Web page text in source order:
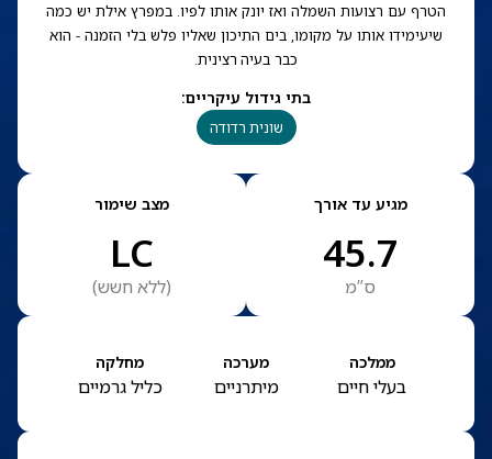
הטרף עם רצועות השמלה ואז יונק אותו לפיו. במפרץ אילת יש כמה
שיעימידו אותו על מקומו, בים התיכון שאליו פלש בלי הזמנה - הוא
כבר בעיה רצינית.
בתי גידול עיקריים:
שונית רדודה
מגיע עד אורך
45.7
ס”מ
מצב שימור
LC
(ללא חשש)
ממלכה
בעלי חיים
מערכה
מיתרניים
מחלקה
כליל גרמיים